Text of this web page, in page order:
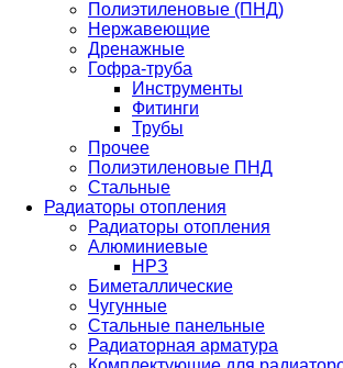
Полиэтиленовые (ПНД)
Нержавеющие
Дренажные
Гофра-труба
Инструменты
Фитинги
Трубы
Прочее
Полиэтиленовые ПНД
Стальные
Радиаторы отопления
Радиаторы отопления
Алюминиевые
НРЗ
Биметаллические
Чугунные
Стальные панельные
Радиаторная арматура